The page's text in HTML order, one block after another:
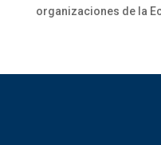
organizaciones de la